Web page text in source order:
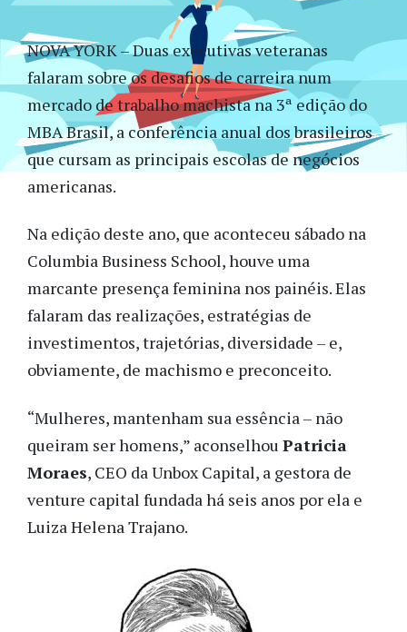
NOVA YORK – Duas executivas veteranas
falaram sobre os desafios de carreira num
mercado de trabalho machista na 3ª edição do
MBA Brasil, a conferência anual dos brasileiros
que cursam as principais escolas de negócios
americanas.
Na edição deste ano, que aconteceu sábado na
Columbia Business School, houve uma
marcante presença feminina nos painéis. Elas
falaram das realizações, estratégias de
investimentos, trajetórias, diversidade – e,
obviamente, de machismo e preconceito.
“Mulheres, mantenham sua essência – não
queiram ser homens,” aconselhou Patricia
Moraes, CEO da Unbox Capital, a gestora de
venture capital fundada há seis anos por ela e
Luiza Helena Trajano.